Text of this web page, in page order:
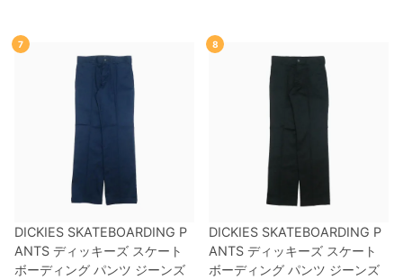
7
DICKIES SKATEBOARDING P
ANTS ディッキーズ スケート
ボーディング パンツ ジーンズ
8
DICKIES SKATEBOARDING P
ANTS ディッキーズ スケート
ボーディング パンツ ジーンズ